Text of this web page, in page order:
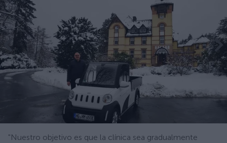
"Nuestro objetivo es que la clínica sea gradualmente